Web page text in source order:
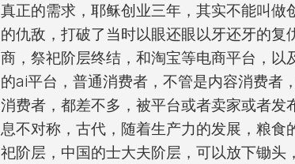
真正的需求，耶稣创业三年，其实不能叫做
的仇敌，打破了当时以眼还眼以牙还牙的复
商，祭祀阶层终结，和淘宝等电商平台，以
的ai平台，普通消费者，不管是内容消费者
消费者，都差不多，被平台或者卖家或者发
息不对称，古代，随着生产力的发展，粮食
祀阶层，中国的士大夫阶层，可以放下锄头